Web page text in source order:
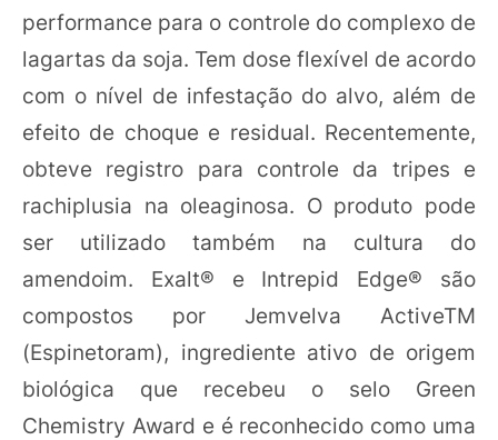
performance para o controle do complexo de
lagartas da soja. Tem dose flexível de acordo
com o nível de infestação do alvo, além de
efeito de choque e residual. Recentemente,
obteve registro para controle da tripes e
rachiplusia na oleaginosa. O produto pode
ser utilizado também na cultura do
amendoim. Exalt® e Intrepid Edge® são
compostos por Jemvelva ActiveTM
(Espinetoram), ingrediente ativo de origem
biológica que recebeu o selo Green
Chemistry Award e é reconhecido como uma